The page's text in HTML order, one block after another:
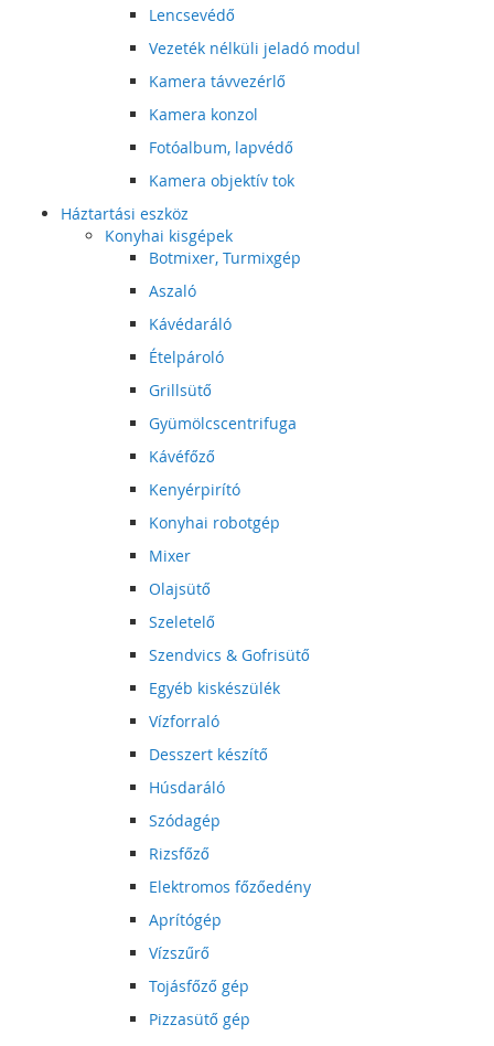
Lencsevédő
Vezeték nélküli jeladó modul
Kamera távvezérlő
Kamera konzol
Fotóalbum, lapvédő
Kamera objektív tok
Háztartási eszköz
Konyhai kisgépek
Botmixer, Turmixgép
Aszaló
Kávédaráló
Ételpároló
Grillsütő
Gyümölcscentrifuga
Kávéfőző
Kenyérpirító
Konyhai robotgép
Mixer
Olajsütő
Szeletelő
Szendvics & Gofrisütő
Egyéb kiskészülék
Vízforraló
Desszert készítő
Húsdaráló
Szódagép
Rizsfőző
Elektromos főzőedény
Aprítógép
Vízszűrő
Tojásfőző gép
Pizzasütő gép